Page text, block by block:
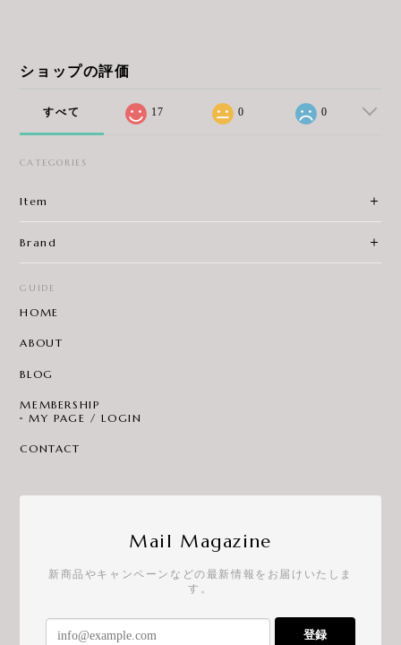
ショップの評価
すべて 17 0 0
CATEGORIES
Item
Brand
GUIDE
HOME
ABOUT
BLOG
MEMBERSHIP
MY PAGE / LOGIN
CONTACT
Mail Magazine
新商品やキャンペーンなどの最新情報をお届けいたしま
す。
登録